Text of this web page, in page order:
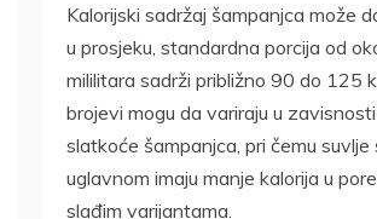
Kalorijski sadržaj šampanjca može
u prosjeku, standardna porcija od
mililitara sadrži približno 90 do 125
brojevi mogu da variraju u
slatkoće šampanjca, pri čemu suvlje
uglavnom imaju manje kalorija u
slađim varijantama.